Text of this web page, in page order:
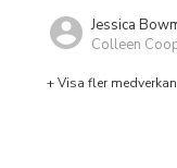
Jessica
Colleen
+ Visa fler